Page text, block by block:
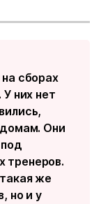
сборах
них нет
домам. Они
тренеров.
же
но и у